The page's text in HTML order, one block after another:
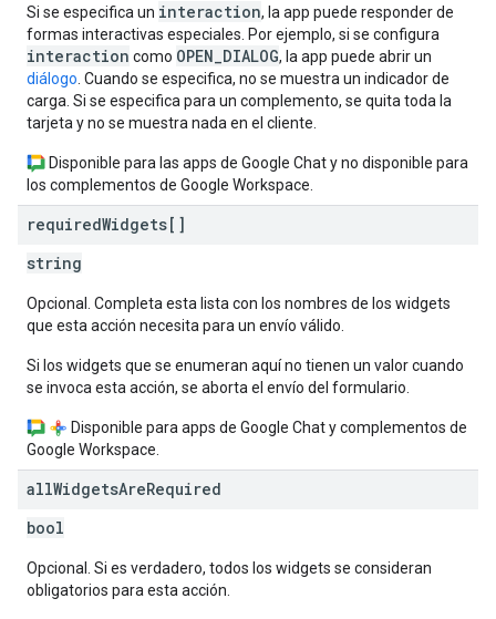
Si se especifica un interaction, la app puede responder de
formas interactivas especiales. Por ejemplo, si se configura
interaction como OPEN_DIALOG, la app puede abrir un
diálogo . Cuando se especifica, no se muestra un indicador de
carga. Si se especifica para un complemento, se quita toda la
tarjeta y no se muestra nada en el cliente.
Disponible para las apps de Google Chat y no disponible para
los complementos de Google Workspace.
requiredWidgets[]
string
Opcional. Completa esta lista con los nombres de los widgets
que esta acción necesita para un envío válido.
Si los widgets que se enumeran aquí no tienen un valor cuando
se invoca esta acción, se aborta el envío del formulario.
Disponible para apps de Google Chat y complementos de
Google Workspace.
allWidgetsAreRequired
bool
Opcional. Si es verdadero, todos los widgets se consideran
obligatorios para esta acción.